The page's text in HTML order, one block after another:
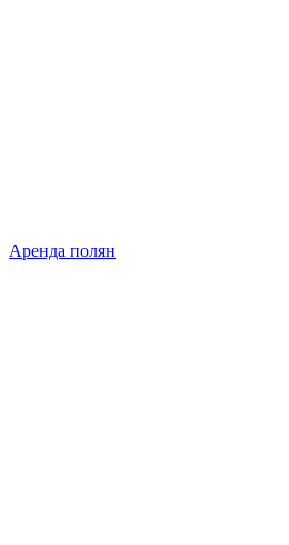
Аренда полян